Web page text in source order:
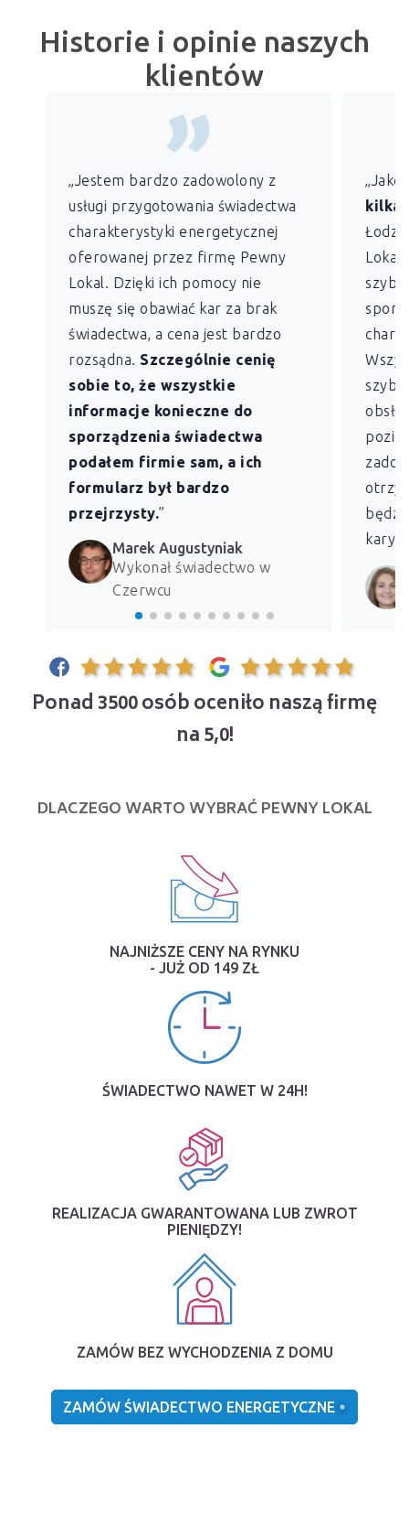
Historie i opinie naszych
klientów
„Jestem bardzo zadowolony z
usługi przygotowania świadectwa
charakterystyki energetycznej
oferowanej przez firmę Pewny
Lokal. Dzięki ich pomocy nie
muszę się obawiać kar za brak
świadectwa, a cena jest bardzo
rozsądna. Szczególnie cenię
sobie to, że wszystkie
informacje konieczne do
sporządzenia świadectwa
podałem firmie sam, a ich
formularz był bardzo
przejrzysty.”
Marek Augustyniak
Wykonał świadectwo w
Czerwcu
„Jako
Łodzi)
Lokal
kary
Ponad 3500 osób oceniło naszą firmę
na 5,0!
DLACZEGO WARTO WYBRAĆ PEWNY LOKAL
NAJNIŻSZE CENY NA RYNKU
- JUŻ OD 149 ZŁ
ŚWIADECTWO NAWET W 24H!
REALIZACJA GWARANTOWANA LUB ZWROT
PIENIĘDZY!
ZAMÓW BEZ WYCHODZENIA Z DOMU
ZAMÓW ŚWIADECTWO ENERGETYCZNE